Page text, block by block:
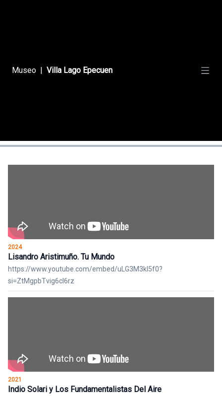
Museo Villa Lago Epecuen
Fotógrafos
2024
Lisandro Aristimuño. Tu Mundo
https://www.youtube.com/embed/uLG3M3kI5f0?
si=ZtMgpbTvig6cl6rz
2021
Indio Solari y Los Fundamentalistas Del Aire